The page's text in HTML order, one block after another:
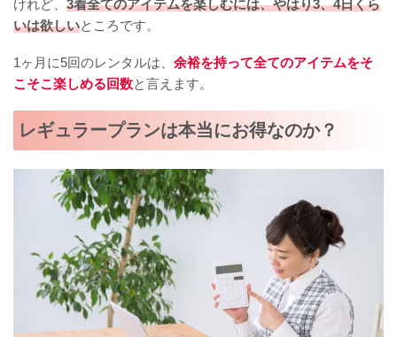
けれど、 3着全てのアイテムを楽しむには、やはり3、4日くら
いは欲しいところです。
1ヶ月に5回のレンタルは、 余裕を持って全てのアイテムをそ
こそこ楽しめる回数と言えます。
レギュラープランは本当にお得なのか？